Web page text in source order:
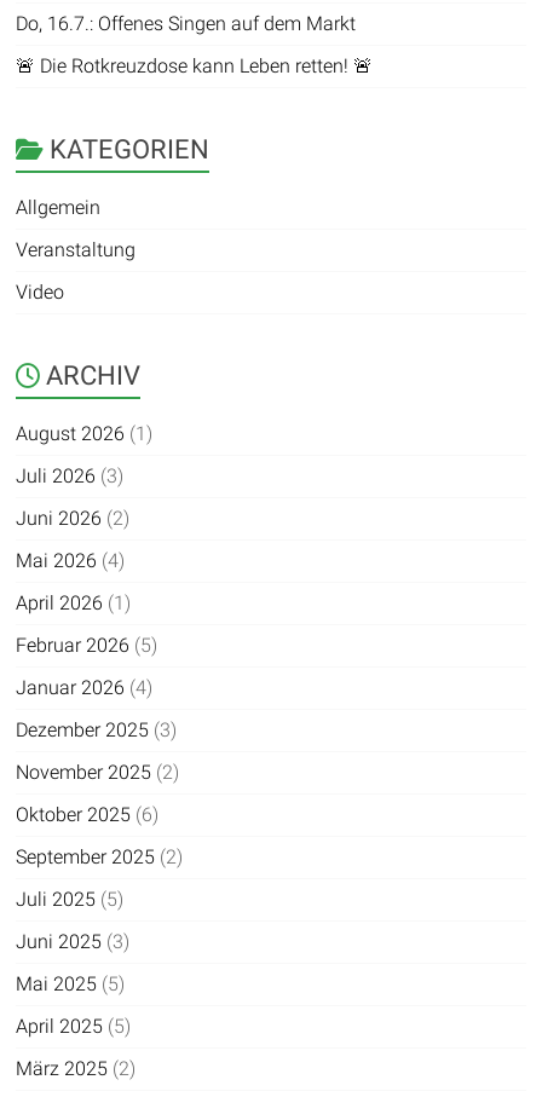
Do, 16.7.: Offenes Singen auf dem Markt
🚨 Die Rotkreuzdose kann Leben retten! 🚨
KATEGORIEN
Allgemein
Veranstaltung
Video
ARCHIV
August 2026 (1)
Juli 2026 (3)
Juni 2026 (2)
Mai 2026 (4)
April 2026 (1)
Februar 2026 (5)
Januar 2026 (4)
Dezember 2025 (3)
November 2025 (2)
Oktober 2025 (6)
September 2025 (2)
Juli 2025 (5)
Juni 2025 (3)
Mai 2025 (5)
April 2025 (5)
März 2025 (2)